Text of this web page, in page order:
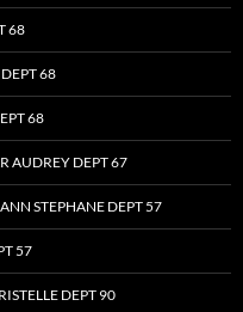
68
68
68
AUDREY DEPT 67
STEPHANE DEPT 57
57
DEPT 90